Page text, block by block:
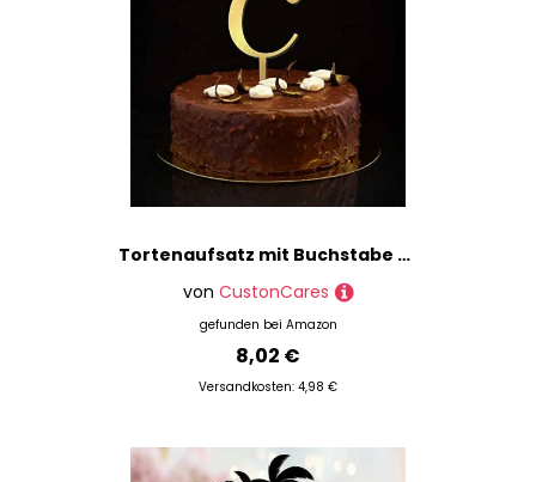
Tortenaufsatz mit Buchstabe C, Monogramm, Initiale, Nachname, Glitzer, Gold, für Hochzeit, Brautparty, Party, Dekoration, Retro-Lorbeerkranz, personalisierbar, 26 Buchstaben, Junggesellinnenabschied
von CustonCares
gefunden bei Amazon
8,02 €
Versandkosten: 4,98 €